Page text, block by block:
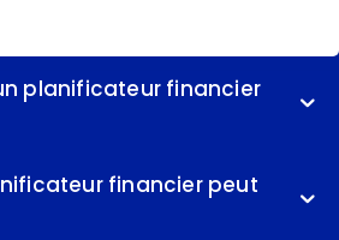
planificateur financier
financier peut